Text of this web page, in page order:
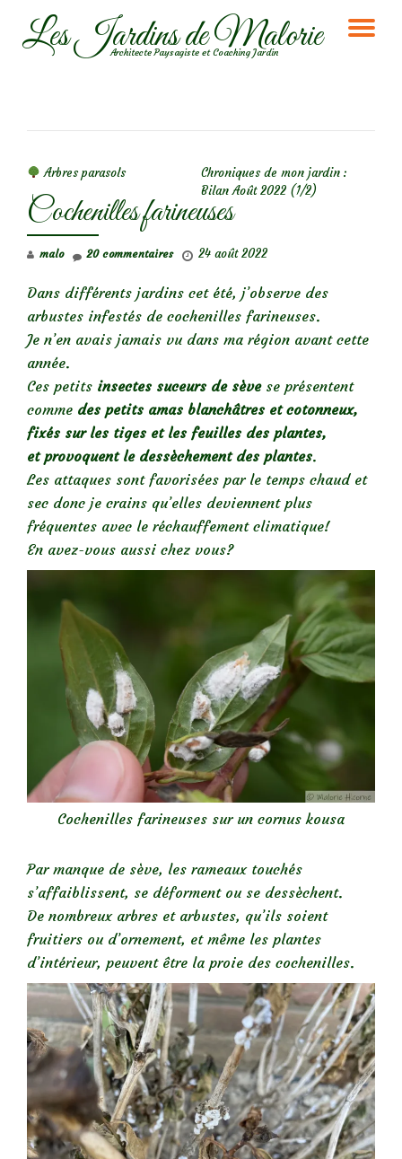
AllerLes Jardins de Malorie
Architecte Paysagiste et Coaching Jardin
Arbres parasols
Chroniques de mon jardin :
Bilan Août 2022 (1/2)
Cochenilles farineuses
malo 24 août 2022
20 commentaires
Dans différents jardins cet été, j’observe des
arbustes infestés de cochenilles farineuses.
Je n’en avais jamais vu dans ma région avant cette
année.
Ces petits insectes suceurs de sèvese présentent
comme des petits amas blanchâtres et cotonneux,
fixés sur les tiges et les feuilles des plantes,
etprovoquent le dessèchement des plantes.
Les attaques sont favorisées par le temps chaud et
sec donc je crains qu’elles deviennent plus
fréquentes avec le réchauffement climatique!
En avez-vous aussi chez vous?
Cochenilles farineuses sur un cornus kousa
Par manque de sève, les rameaux touchés
s’affaiblissent, se déforment ou se dessèchent.
De nombreux arbres et arbustes, qu’ils soient
fruitiers ou d’ornement, et même les plantes
d’intérieur, peuvent être la proie des cochenilles.